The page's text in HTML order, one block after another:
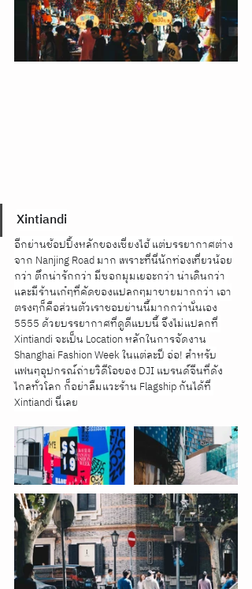
Xintiandi
อีกย่านช้อปปิ้งหลักของเซี่ยงไฮ้ แต่บรรยากาศต่าง
จาก Nanjing Road มาก เพราะที่นี่นักท่องเที่ยวน้อย
กว่า ตึกน่ารักกว่า มีซอกมุมเยอะกว่า น่าเดินกว่า
และมีร้านเก๋ๆที่คัดของแปลกๆมาขายมากกว่า เอา
ตรงๆก็คือส่วนตัวเราชอบย่านนี้มากกว่านั่นเอง
5555 ด้วยบรรยากาศที่ดูดีแบบนี้ จึงไม่แปลกที่
Xintiandi จะเป็น Location หลักในการจัดงาน
Shanghai Fashion Week ในแต่ละปี อ่อ! สำหรับ
แฟนๆอุปกรณ์ถ่ายวิดีโอของ DJI แบรนด์จีนที่ดัง
ไกลทั่วโลก ก็อย่าลืมแวะร้าน Flagship กันได้ที่
Xintiandi นี่เลย